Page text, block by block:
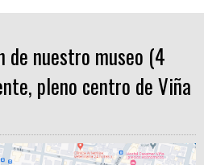
de nuestro museo (4
pleno centro de Viña